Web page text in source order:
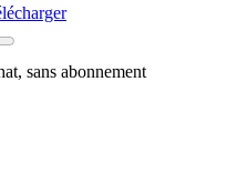
sans abonnement